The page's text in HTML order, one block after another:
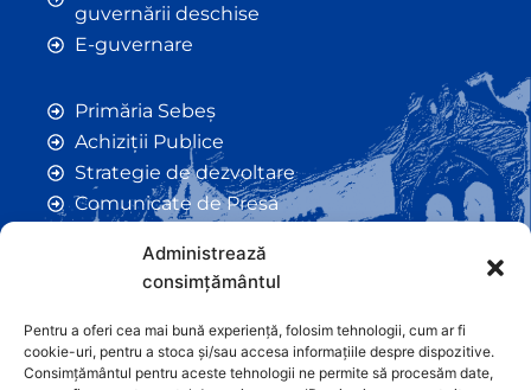
Administrează
consimțământul
Pentru a oferi cea mai bună experiență, folosim tehnologii, cum ar fi
cookie-uri, pentru a stoca și/sau accesa informațiile despre dispozitive.
Consimțământul pentru aceste tehnologii ne permite să procesăm date,
guvernării deschise
E-guvernare
Primăria Sebeș
Achiziții Publice
Strategie de dezvoltare
Comunicate de Presă
Anunțuri
Hotarâri de Consiliu
Certificate de Urbanism
Autorizații de Construcții